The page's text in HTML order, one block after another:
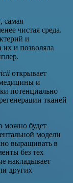
самая
чистая среда.
и
их и позволяла
открывает
и
потенциально
тканей
можно будет
модели
выращивать в
без тех
накладывает
других